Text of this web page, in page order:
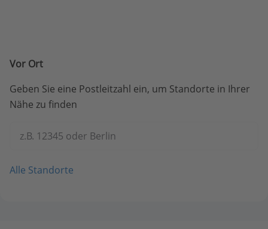
Vor Ort
Geben Sie eine Postleitzahl ein, um Standorte in Ihrer
Nähe zu finden
z.B. 12345 oder Berlin
Alle Standorte